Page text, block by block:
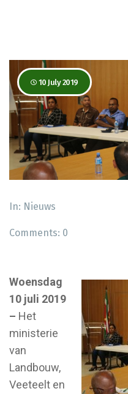
10 July 2019
In: Nieuws
Comments: 0
Woensdag
10 juli 2019
– Het
ministerie
van
Landbouw,
Veeteelt en